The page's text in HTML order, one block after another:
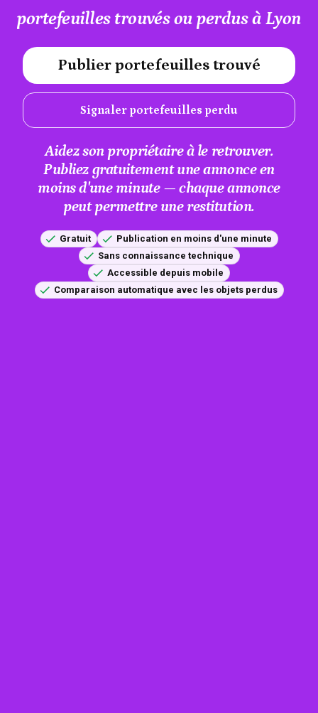
portefeuilles trouvés ou perdus à Lyon
Publier portefeuilles trouvé
Signaler portefeuilles perdu
#A12AEB
Aidez son propriétaire à le retrouver.
Publiez gratuitement une annonce en
moins d'une minute — chaque annonce
peut permettre une restitution.
Gratuit
Publication en moins d'une minute
Sans connaissance technique
Accessible depuis mobile
Comparaison automatique avec les objets perdus